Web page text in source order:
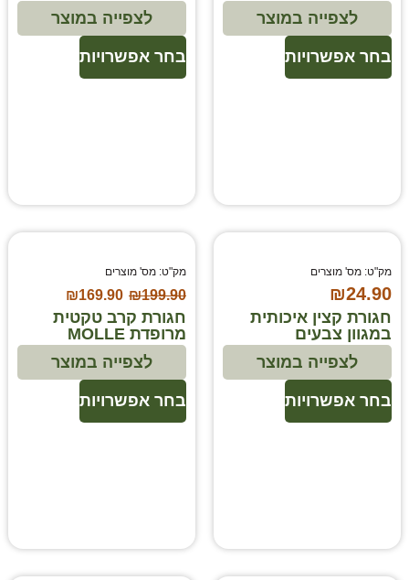
בחר אפשרויות
לצפייה במוצר
בחר אפשרויות
לצפייה במוצר
מק"ט: מס' מוצרים
₪24.90
חגורת קצין איכותית
במגוון צבעים
בחר אפשרויות
לצפייה במוצר
מק"ט: מס' מוצרים
₪199.90
₪169.90
חגורת קרב טקטית
מרופדת MOLLE
בחר אפשרויות
לצפייה במוצר